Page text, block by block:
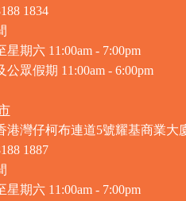
1834
星期六 11:00am - 7:00pm
公眾假期 11:00am - 6:00pm
港灣仔柯布連道5號耀基商業大
1887
星期六 11:00am - 7:00pm